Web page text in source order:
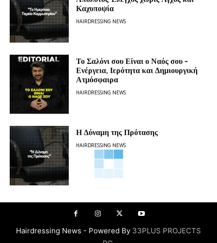
Καχυποψία
HAIRDRESSING NEWS
Το Σαλόνι σου Είναι ο Ναός σου –
Ενέργεια, Ιερότητα και Δημιουργική
Ατμόσφαιρα
HAIRDRESSING NEWS
Η Δύναμη της Πρότασης
HAIRDRESSING NEWS
Hairdressing News - Powered By 33PLUS PROJECTS